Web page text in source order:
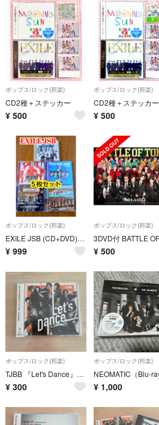
ポップス/ロック(邦楽)
CD2種＋ステッカー
¥ 500
ポップス/ロック(邦楽)
CD2種＋ステッカー
¥ 500
ポップス/ロック(邦楽)
EXILE JSB (CD+DVD)アルバム５枚セット
¥ 999
ポップス/ロック(邦楽)
¥ 500
ポップス/ロック(邦楽)
TJBB 『Let's Dance』通常盤CD
¥ 300
ポップス/ロック(邦楽)
¥ 1,000